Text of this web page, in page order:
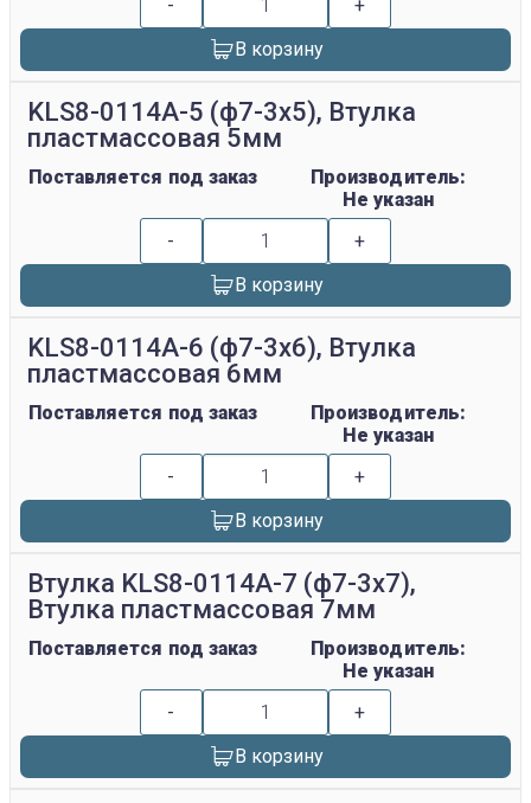
-
+
В корзину
KLS8-0114A-5 (ф7-3х5), Втулка
пластмассовая 5мм
Поставляется под заказ
Производитель:
Не указан
-
+
В корзину
KLS8-0114A-6 (ф7-3х6), Втулка
пластмассовая 6мм
Поставляется под заказ
Производитель:
Не указан
-
+
В корзину
Втулка KLS8-0114A-7 (ф7-3х7),
Втулка пластмассовая 7мм
Поставляется под заказ
Производитель:
Не указан
-
+
В корзину